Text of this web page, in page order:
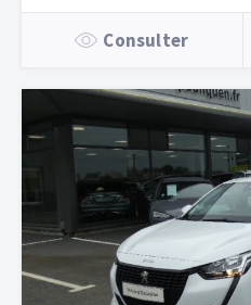
Consulter